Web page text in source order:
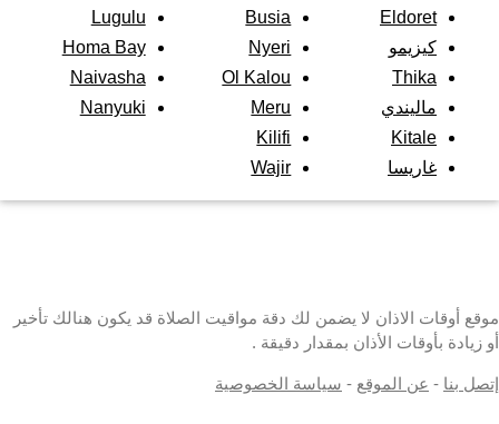
Eldoret
كيزيمو
Thika
ماليندي
Kitale
غاريسا
Busia
Nyeri
Ol Kalou
Meru
Kilifi
Wajir
Lugulu
Homa Bay
Naivasha
Nanyuki
موقع أوقات الاذان لا يضمن لك دقة مواقيت الصلاة قد يكون هنالك تأخير
أو زيادة بأوقات الأذان بمقدار دقيقة .
إتصل بنا - عن الموقع - سياسة الخصوصية